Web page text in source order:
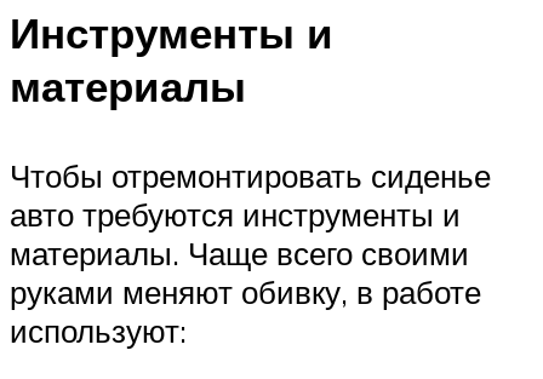
Инструменты и
материалы
Чтобы отремонтировать сиденье
авто требуются инструменты и
материалы. Чаще всего своими
руками меняют обивку, в работе
используют: